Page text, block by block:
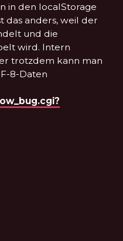
in den localStorage
das anders, weil der
und die
wird. Intern
trotzdem kann man
8-Daten